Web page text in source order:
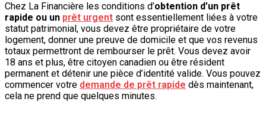
Chez La Financière les conditions d’obtention d’un prêt
rapide ou un prêt urgent sont essentiellement liées à votre
statut patrimonial, vous devez être propriétaire de votre
logement, donner une preuve de domicile et que vos revenus
totaux permettront de rembourser le prêt. Vous devez avoir
18 ans et plus, être citoyen canadien ou être résident
permanent et détenir une pièce d’identité valide. Vous pouvez
commencer votre demande de prêt rapide dès maintenant,
cela ne prend que quelques minutes.